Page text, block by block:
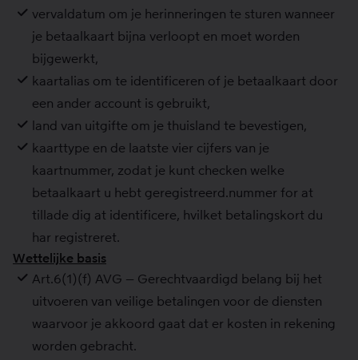
vervaldatum om je herinneringen te sturen wanneer
je betaalkaart bijna verloopt en moet worden
bijgewerkt,
kaartalias om te identificeren of je betaalkaart door
een ander account is gebruikt,
land van uitgifte om je thuisland te bevestigen,
kaarttype en de laatste vier cijfers van je
kaartnummer, zodat je kunt checken welke
betaalkaart u hebt geregistreerd.nummer for at
tillade dig at identificere, hvilket betalingskort du
har registreret.
Wettelijke basis
Art.6(1)(f) AVG – Gerechtvaardigd belang bij het
uitvoeren van veilige betalingen voor de diensten
waarvoor je akkoord gaat dat er kosten in rekening
worden gebracht.